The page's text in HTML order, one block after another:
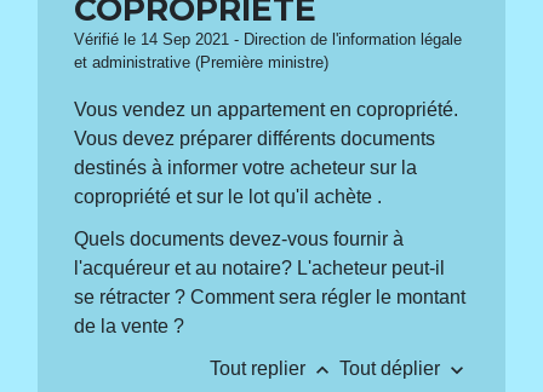
COPROPRIÉTÉ
Vérifié le 14 Sep 2021 - Direction de l'information légale
et administrative (Première ministre)
Vous vendez un appartement en copropriété.
Vous devez préparer différents documents
destinés à informer votre acheteur sur la
copropriété et sur le lot qu'il achète .
Quels documents devez-vous fournir à
l'acquéreur et au notaire? L'acheteur peut-il
se rétracter ? Comment sera régler le montant
de la vente ?
Tout replier keyboard_arrow_up Tout déplier keyboard_arrow_down